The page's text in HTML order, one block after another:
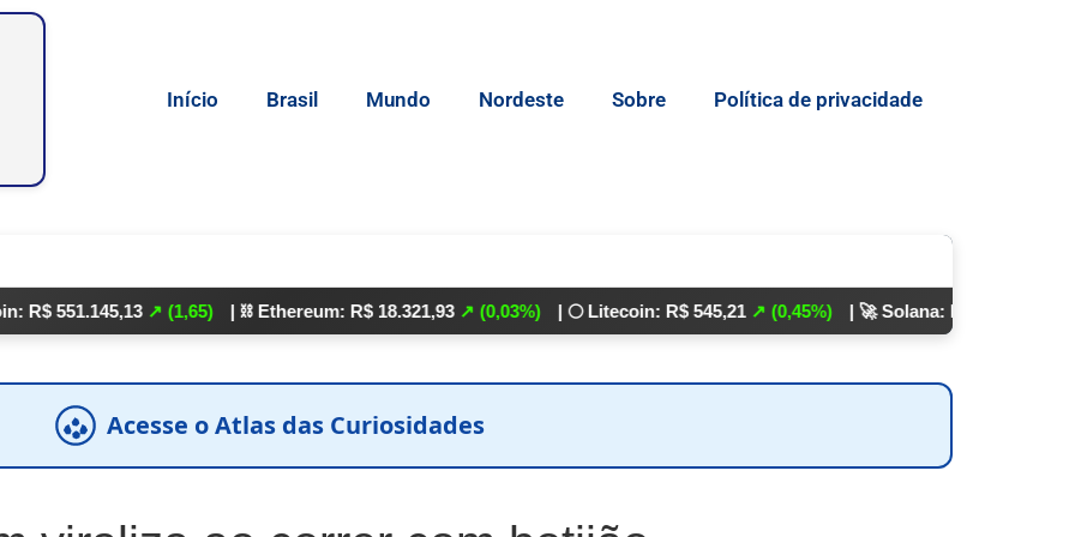
Início Brasil Mundo Nordeste Sobre Política de privacidade
↗ (1,65) | ⛓️ Ethereum: R$ 18.321,93↗ (0,03%) | 🌕 Litecoin: R$ 545,21↗ (0,45%) | 🚀 Solana: R$ 862,24
Acesse o Atlas das Curiosidades